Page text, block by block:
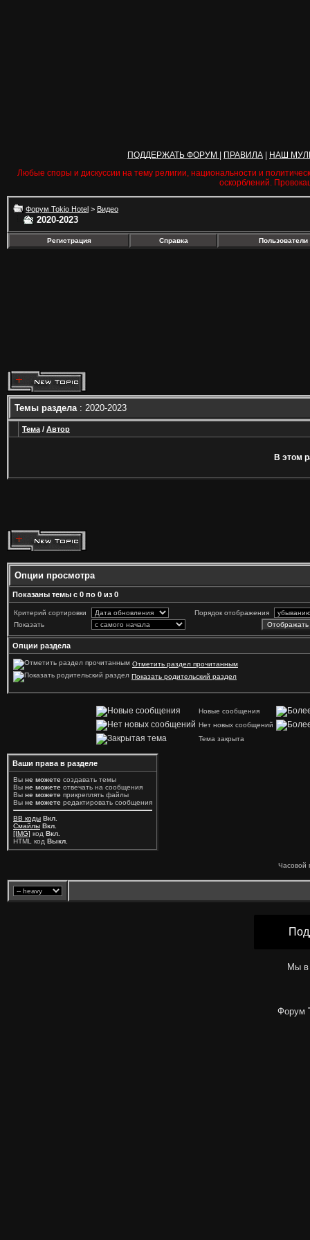
ПОДДЕРЖАТЬ ФОРУМ ПРАВИЛА
НАШ
Любые споры и дискуссии на тему религии, национальности и
оскорблений.
Форум Tokio Hotel > Видео
2020-2023
Регистрация Справка Пользователи
Темы раздела: 2020-2023
Тема / Автор
В этом
Опции просмотра
Показаны темы с 0 по 0 из 0
Критерий сортировки
Порядок отображения
Показать
Опции раздела
Отметить раздел прочитанным
Показать родительский раздел
Новые сообщения
Нет новых сообщений
Тема закрыта
Ваши права в разделе
Вы не можете создавать темы
Вы не можете отвечать на сообщения
Вы не можете прикреплять файлы
Вы не можете редактировать сообщения
BB коды Вкл.
Смайлы Вкл.
[IMG] код Вкл.
HTML код Выкл.
Часовой
Мы в
Форум